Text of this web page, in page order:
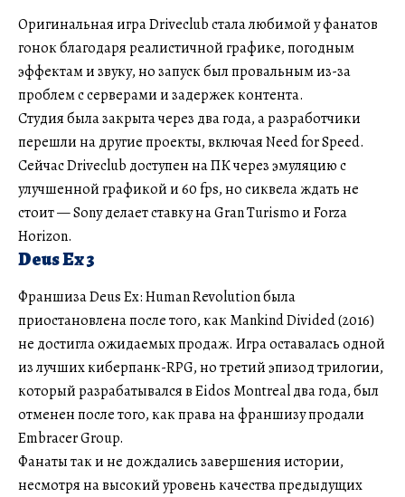
Оригинальная игра Driveclub стала любимой у фанатов
гонок благодаря реалистичной графике, погодным
эффектам и звуку, но запуск был провальным из-за
проблем с серверами и задержек контента.
Студия была закрыта через два года, а разработчики
перешли на другие проекты, включая Need for Speed.
Сейчас Driveclub доступен на ПК через эмуляцию с
улучшенной графикой и 60 fps, но сиквела ждать не
стоит — Sony делает ставку на Gran Turismo и Forza
Horizon.
Deus Ex 3
Франшиза Deus Ex: Human Revolution была
приостановлена после того, как Mankind Divided (2016)
не достигла ожидаемых продаж. Игра оставалась одной
из лучших киберпанк-RPG, но третий эпизод трилогии,
который разрабатывался в Eidos Montreal два года, был
отменен после того, как права на франшизу продали
Embracer Group.
Фанаты так и не дождались завершения истории,
несмотря на высокий уровень качества предыдущих